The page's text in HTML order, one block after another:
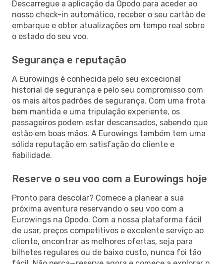
Descarregue a aplicação da Opodo para aceder ao
nosso check-in automático, receber o seu cartão de
embarque e obter atualizações em tempo real sobre
o estado do seu voo.
Segurança e reputação
A Eurowings é conhecida pelo seu excecional
historial de segurança e pelo seu compromisso com
os mais altos padrões de segurança. Com uma frota
bem mantida e uma tripulação experiente, os
passageiros podem estar descansados, sabendo que
estão em boas mãos. A Eurowings também tem uma
sólida reputação em satisfação do cliente e
fiabilidade.
Reserve o seu voo com a Eurowings hoje
Pronto para descolar? Comece a planear a sua
próxima aventura reservando o seu voo com a
Eurowings na Opodo. Com a nossa plataforma fácil
de usar, preços competitivos e excelente serviço ao
cliente, encontrar as melhores ofertas, seja para
bilhetes regulares ou de baixo custo, nunca foi tão